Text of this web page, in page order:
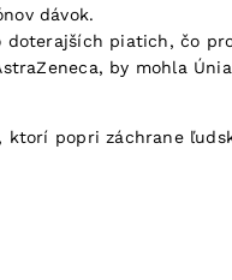
dávok.
doterajších piatich, čo
by mohla
ktorí popri záchrane